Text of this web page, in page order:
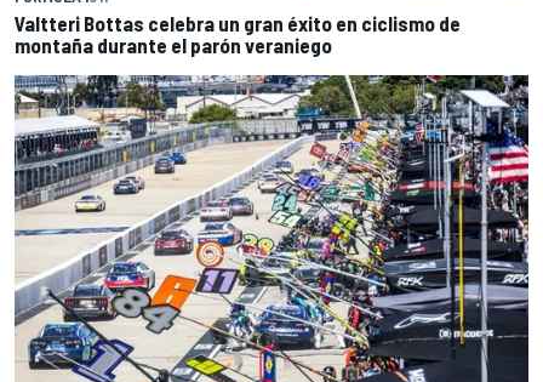
Valtteri Bottas celebra un gran éxito en ciclismo de
montaña durante el parón veraniego